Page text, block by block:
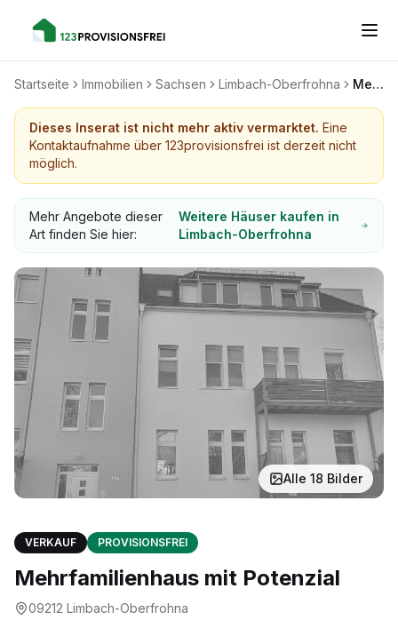
Startseite Immobilien Sachsen Limbach-Oberfrohna Mehrfamilienhaus mit Potenzial
Dieses Inserat ist nicht mehr aktiv vermarktet. Eine
Kontaktaufnahme über 123provisionsfrei ist derzeit nicht
möglich.
Mehr Angebote dieser
Art finden Sie hier:
Weitere Häuser kaufen in
Limbach-Oberfrohna
Alle 18 Bilder
VERKAUF PROVISIONSFREI
Mehrfamilienhaus mit Potenzial
09212 Limbach-Oberfrohna